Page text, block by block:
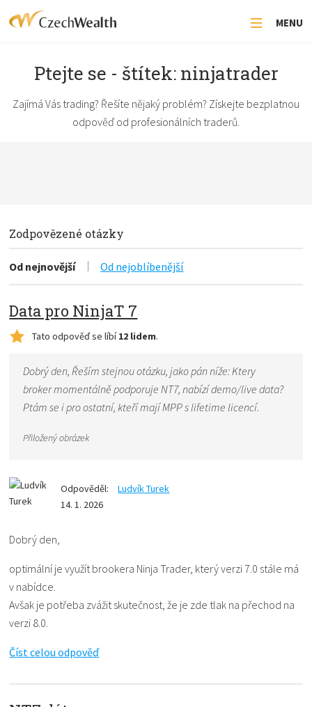
MENU
Ptejte se - štítek: ninjatrader
Zajímá Vás trading? Řešíte nějaký problém? Získejte bezplatnou
odpověď od profesionálních traderů.
Zodpovězené otázky
Od nejnovější Od nejoblíbenější
Tato odpověď se líbí12 lidem.
Data pro NinjaT 7
Dobrý den, Řeším stejnou otázku, jako pán níže: Ktery
broker momentálně podporuje NT7, nabízí demo/live data?
Ptám se i pro ostatní, kteří mají MPP s lifetime licencí.
Přiložený obrázek
Odpověděl:
Ludvík Turek
14. 1. 2026
Dobrý den,
optimální je využít brookera Ninja Trader, který verzi 7.0 stále má
v nabídce.
Avšak je potřeba zvážit skutečnost, že je zde tlak na přechod na
verzi 8.0.
Číst celou odpověď